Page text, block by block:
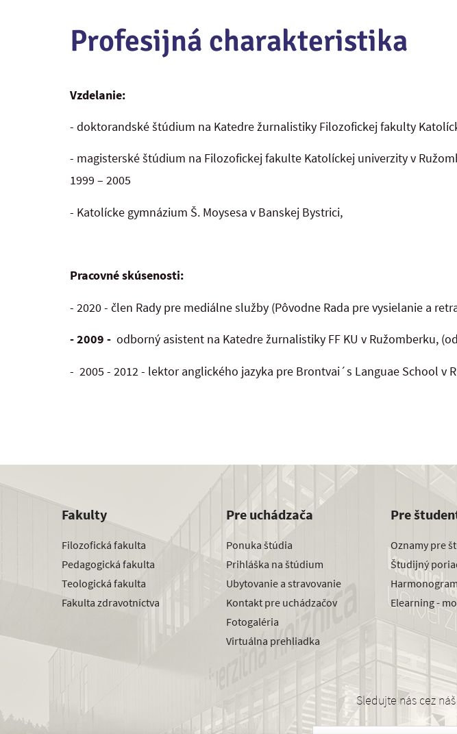
Profesijná charakteristika
Vzdelanie:
- doktorandské štúdium na Katedre žurnalistiky Filozofickej fakulty
- magisterské štúdium na Filozofickej fakulte Katolíckej univerzity v
1999 – 2005
- Katolícke gymnázium Š. Moysesa v Banskej Bystrici,
Pracovné skúsenosti:
- 2020 - člen Rady pre mediálne služby (Pôvodne Rada pre vysielanie a
- 2009 - odborný asistent na Katedre žurnalistiky FF KU v Ružomberku,
- 2005 - 2012 - lektor anglického jazyka pre Brontvai´s Languae School v
Fakulty
Filozofická fakulta
Pedagogická fakulta
Teologická fakulta
Fakulta zdravotníctva
Pre uchádzača
Ponuka štúdia
Prihláška na štúdium
Ubytovanie a stravovanie
Kontakt pre uchádzačov
Fotogaléria
Virtuálna prehliadka
Pre
Oznamy pre
Študijný
Elearning -
Sledujte nás cez